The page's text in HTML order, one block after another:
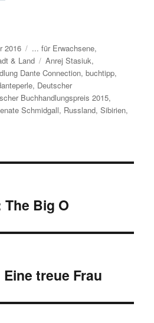
2016 Kategorien
... für Erwachsene,
& Land Schlagwörter
Anrej Stasiuk,
Dante Connection,buchtipp,
, Deutscher
Buchhandlungspreis 2015,
Schmidgall, Russland,Sibirien,
Big O
treue Frau